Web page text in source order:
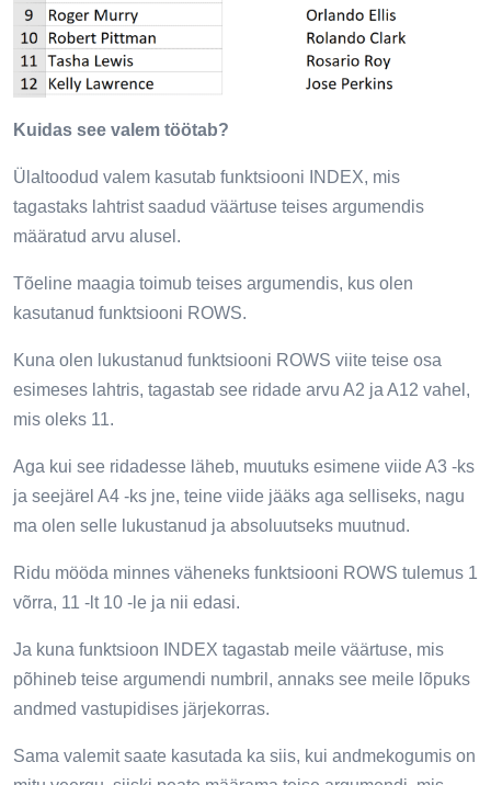
Kuidas see valem töötab?
Ülaltoodud valem kasutab funktsiooni INDEX, mis
tagastaks lahtrist saadud väärtuse teises argumendis
määratud arvu alusel.
Tõeline maagia toimub teises argumendis, kus olen
kasutanud funktsiooni ROWS.
Kuna olen lukustanud funktsiooni ROWS viite teise osa
esimeses lahtris, tagastab see ridade arvu A2 ja A12 vahel,
mis oleks 11.
Aga kui see ridadesse läheb, muutuks esimene viide A3 -ks
ja seejärel A4 -ks jne, teine ​​viide jääks aga selliseks, nagu
ma olen selle lukustanud ja absoluutseks muutnud.
Ridu mööda minnes väheneks funktsiooni ROWS tulemus 1
võrra, 11 -lt 10 -le ja nii edasi.
Ja kuna funktsioon INDEX tagastab meile väärtuse, mis
põhineb teise argumendi numbril, annaks see meile lõpuks
andmed vastupidises järjekorras.
Sama valemit saate kasutada ka siis, kui andmekogumis on